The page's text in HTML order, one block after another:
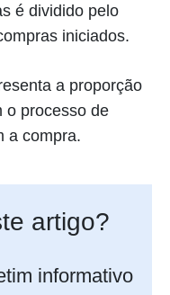
é dividido pelo
iniciados.
a proporção
o processo de
a compra.
artigo?
informativo